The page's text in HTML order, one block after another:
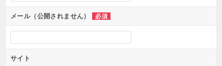
メール（公開されません） 必須
サイト